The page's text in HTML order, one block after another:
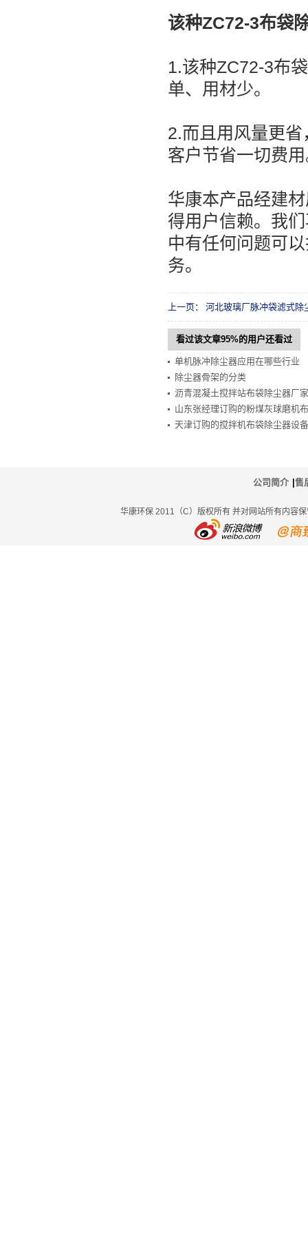
该种ZC72-3布袋
1.该种ZC72-3布
单、用材少。
2.而且用风量更
客户节省一切费
华康本产品经建
得用户信赖。我
中有任何问题可
务。
上一页： 河北玻璃厂脉冲袋滤式除
看过该文章95%的用户还看过
单机脉冲除尘器应用在哪些行业
除尘器骨架的分类
沥青混凝土搅拌站布袋除尘器厂
山东张经理订购的粉煤灰球磨机
天津订购的搅拌机布袋除尘器设
公司简介 售
华康环保 2011（C）版权所有 并对网站所有内容